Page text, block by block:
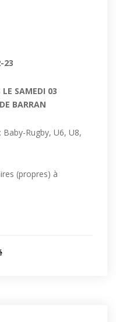
23
LE SAMEDI 03
BARRAN
Baby-Rugby, U6, U8,
(propres) à